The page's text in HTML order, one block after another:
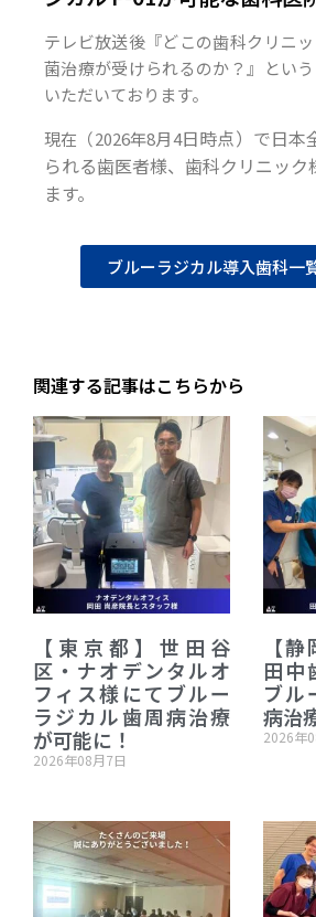
テレビ放送後『どこの歯科クリニ
菌治療が受けられるのか？』とい
いただいております。
現在（2026年8月4日時点）で日本
られる歯医者様、歯科クリニック
ます。
ブルーラジカル導入歯科一
関連する記事はこちらから
【東京都】世田谷
区・ナオデンタルオ
フィス様にてブルー
ラジカル歯周病治療
が可能に！
2026年08月7日
【
田中
ブル
病治
2026年